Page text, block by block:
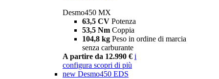
Desmo450 MX
63,5 CV Potenza
53,5 Nm Coppia
104,8 kg Peso in ordine di marcia
senza carburante
A partire da 12.990 € i
configura scopri di più
new Desmo450 EDS